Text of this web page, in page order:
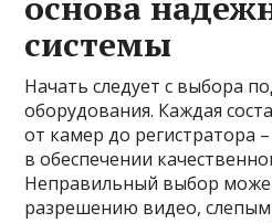
системы
Начать следует с выбора
оборудования. Каждая
от камер до регистратора
в обеспечении
Неправильный выбор
разрешению видео,